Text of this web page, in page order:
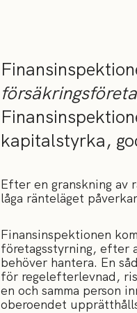
kapitalstyrka,
Efter en granskning av
låga ränteläget
Finansinspektionen
företagsstyrning, efter
behöver hantera. En
för regelefterlevnad,
en och samma person
oberoendet